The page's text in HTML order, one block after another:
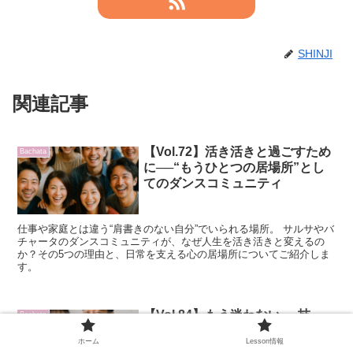
SHINJI
関連記事
Bachata
【Vol.72】活き活きと過ごすため
に──“もうひとつの居場所”とし
てのダンスコミュニティ
仕事や家庭とは違う“肩書きのない自分”でいられる場所。 サルサやバ
チャータのダンスコミュニティが、なぜ人生を活き活きと変えるの
か？その5つの理由と、日常を支える心の居場所についてご紹介しま
す。
Bachata
【Vol.84】もう迷わない──技
が“繋がらない”原因はココだった
ホーム Lesson情報